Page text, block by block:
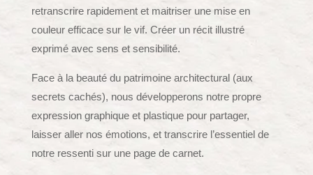
retranscrire rapidement et maitriser une mise en
couleur efficace sur le vif. Créer un récit illustré
exprimé avec sens et sensibilité.
Face à la beauté du patrimoine architectural (aux
secrets cachés), nous développerons notre propre
expression graphique et plastique pour partager,
laisser aller nos émotions, et transcrire l’essentiel de
notre ressenti sur une page de carnet.